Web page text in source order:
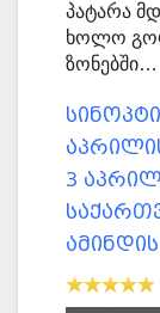
პატარა
ხოლო
ზონებში…
3